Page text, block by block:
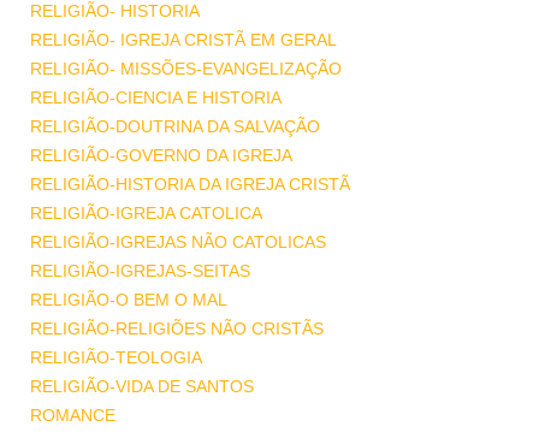
RELIGIÃO- HISTORIA
RELIGIÃO- IGREJA CRISTÃ EM GERAL
RELIGIÃO- MISSÕES-EVANGELIZAÇÃO
RELIGIÃO-CIENCIA E HISTORIA
RELIGIÃO-DOUTRINA DA SALVAÇÃO
RELIGIÃO-GOVERNO DA IGREJA
RELIGIÃO-HISTORIA DA IGREJA CRISTÃ
RELIGIÃO-IGREJA CATOLICA
RELIGIÃO-IGREJAS NÃO CATOLICAS
RELIGIÃO-IGREJAS-SEITAS
RELIGIÃO-O BEM O MAL
RELIGIÃO-RELIGIÕES NÃO CRISTÃS
RELIGIÃO-TEOLOGIA
RELIGIÃO-VIDA DE SANTOS
ROMANCE